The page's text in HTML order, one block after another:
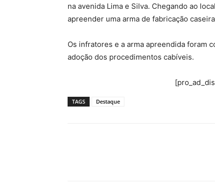
na avenida Lima e Silva. Chegando ao
apreender uma arma de fabricação caseira
Os infratores e a arma apreendida foram
adoção dos procedimentos cabíveis.
TAGS Destaque